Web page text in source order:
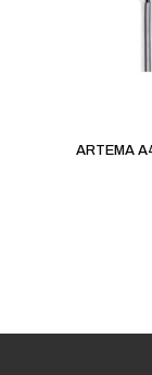
ARTEMA